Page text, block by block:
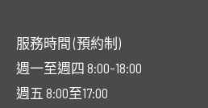
服務時間 (預約制)
週一至週四 8:00-18:00
週五 8:00至17:00